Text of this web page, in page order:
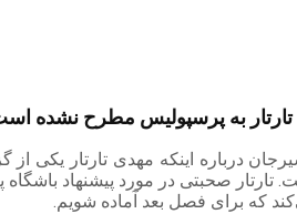
تارتار به پرسپولیس مطرح نشده
درباره اینکه مهدی تارتار یکی
تارتار صحبتی در مورد پیشنهاد
که برای فصل بعد آماده شویم.